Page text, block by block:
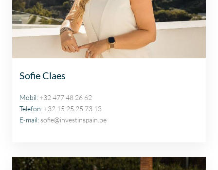
Sofie Claes
Mobil:+32 477 48 26 62
Telefon:+32 15 25 25 73 13
E-mail: sofie@investinspain.be